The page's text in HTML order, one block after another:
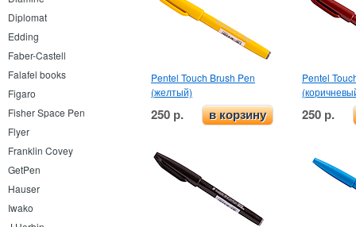
Diplomat
Edding
Faber-Castell
Falafel books
Figaro
Fisher Space Pen
Flyer
Franklin Covey
GetPen
Hauser
Iwako
Pentel Touch Brush Pen
(желтый)
250 р. в корзину
Pentel
250 р.